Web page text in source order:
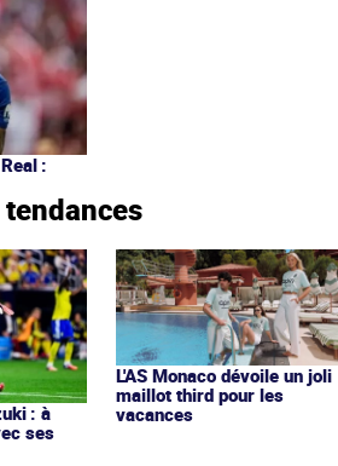
:
: à
ses
L'AS Monaco dévoile un joli
maillot third pour les
vacances